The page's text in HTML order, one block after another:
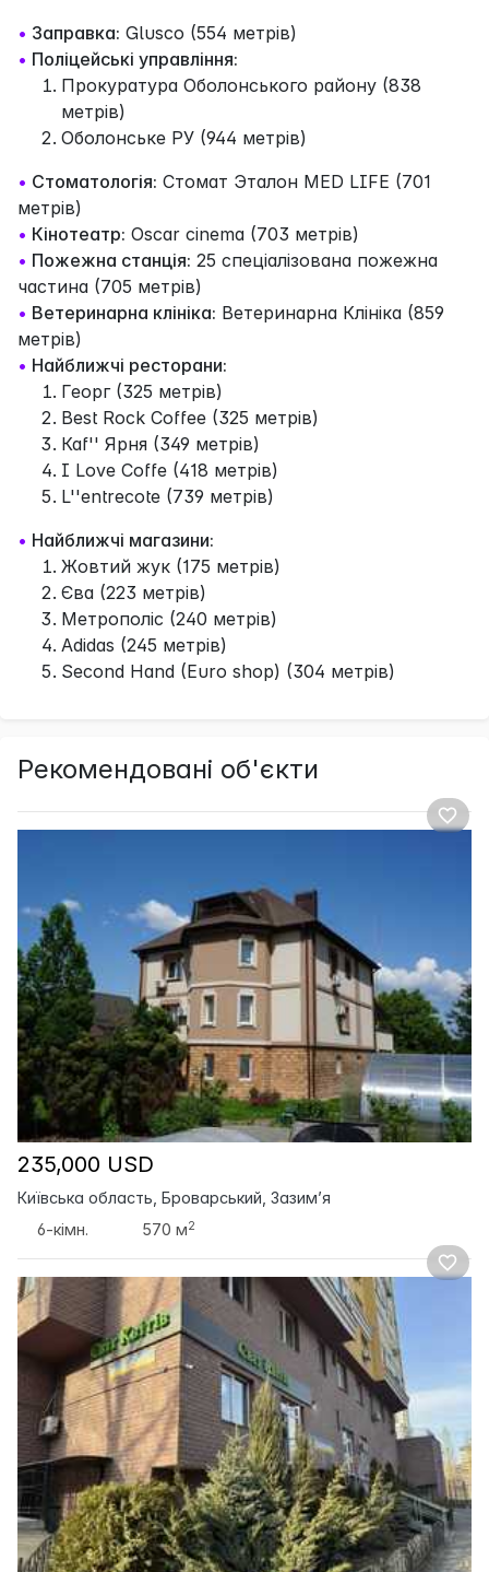
• Заправка: Glusco (554 метрів)
• Поліцейські управління:
Прокуратура Оболонського району (838
метрів)
Оболонське РУ (944 метрів)
• Стоматологія: Стомат Эталон MED LIFE (701
метрів)
• Кінотеатр: Oscar cinema (703 метрів)
• Пожежна станція: 25 спеціалізована пожежна
частина (705 метрів)
• Ветеринарна клініка: Ветеринарна Клiнiка (859
метрів)
• Найближчі ресторани:
Георг (325 метрів)
Best Rock Coffee (325 метрів)
Каf'' Ярня (349 метрів)
I Love Coffe (418 метрів)
L''entrecote (739 метрів)
• Найближчі магазини:
Жовтий жук (175 метрів)
Єва (223 метрів)
Метрополіс (240 метрів)
Adidas (245 метрів)
Second Hand (Euro shop) (304 метрів)
Рекомендовані об'єкти
235,000 USD
Київська область, Броварський, Зазим’я
6-кімн.
570 м2